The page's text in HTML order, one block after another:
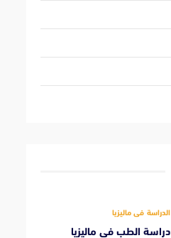
الدراسة فى ماليزيا
دراسة الطب فى ماليزيا